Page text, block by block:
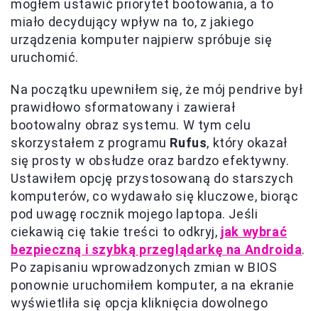
mogłem ustawić priorytet bootowania, a to
miało decydujący wpływ na to, z jakiego
urządzenia komputer najpierw spróbuje się
uruchomić.
Na początku upewniłem się, że mój pendrive był
prawidłowo sformatowany i zawierał
bootowalny obraz systemu. W tym celu
skorzystałem z programu Rufus, który okazał
się prosty w obsłudze oraz bardzo efektywny.
Ustawiłem opcję przystosowaną do starszych
komputerów, co wydawało się kluczowe, biorąc
pod uwagę rocznik mojego laptopa. Jeśli
ciekawią cię takie treści to odkryj, jak wybrać
bezpieczną i szybką przeglądarkę na Androida.
Po zapisaniu wprowadzonych zmian w BIOS
ponownie uruchomiłem komputer, a na ekranie
wyświetliła się opcja kliknięcia dowolnego